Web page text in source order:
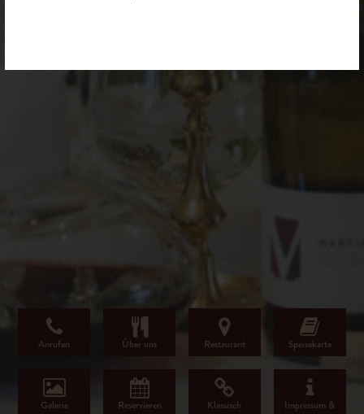
Anrufen
Galerie
Über uns
Reservieren
Restaurant
Klassisch
Speisekarte
Impressum &